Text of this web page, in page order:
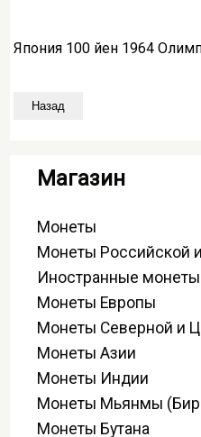
Япония 100 йен 1964
Магазин
Монеты
Монеты Российской
Иностранные монеты
Монеты Европы
Монеты Северной и
Монеты Азии
Монеты Индии
Монеты Мьянмы
Монеты Бутана